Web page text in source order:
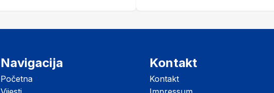
Navigacija
Početna
Kontakt
Kontakt